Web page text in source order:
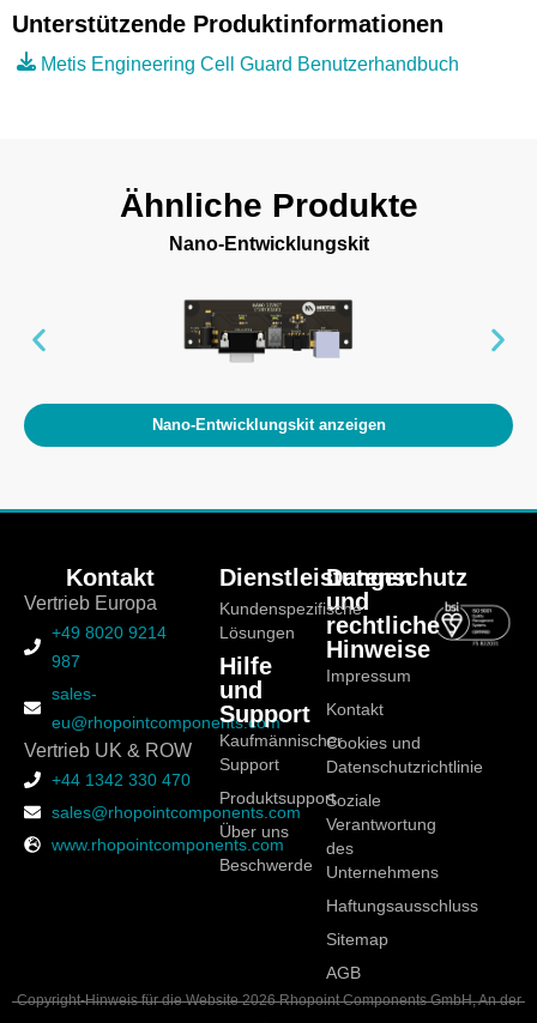
Unterstützende Produktinformationen
Metis Engineering Cell Guard Benutzerhandbuch
Ähnliche Produkte
Nano-Entwicklungskit
Nano-Entwicklungskit anzeigen
Kontakt
Vertrieb Europa
+49 8020 9214
987
sales-
eu@rhopointcomponents.com
Vertrieb UK & ROW
+44 1342 330 470
sales@rhopointcomponents.com
www.rhopointcomponents.com
Dienstleistungen
Kundenspezifische
Lösungen
Hilfe
und
Support
Kaufmännischer
Support
Produktsupport
Über uns
Beschwerde
Datenschutz
und
rechtliche
Hinweise
Impressum
Kontakt
Cookies und
Datenschutzrichtlinie
Soziale
Verantwortung
des
Unternehmens
Haftungsausschluss
Sitemap
AGB
Copyright-Hinweis für die Website 2026 Rhopoint Components GmbH, An der